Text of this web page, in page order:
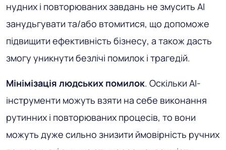
нудних і повторюваних завдань не змусить AI
занудьгувати та/або втомитися, що допоможе
підвищити ефективність бізнесу, а також дасть
змогу уникнути безлічі помилок і трагедій.
Мінімізація людських помилок. Оскільки AI-
інструменти можуть взяти на себе виконання
рутинних і повторюваних процесів, то вони
можуть дуже сильно знизити ймовірність ручних